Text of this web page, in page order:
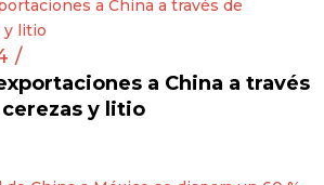
/
a China a través
y litio